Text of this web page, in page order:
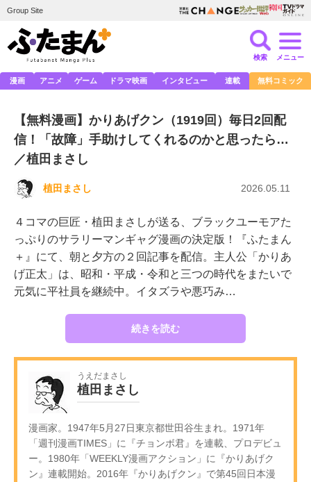
Group Site
検索 メニュー
漫画 アニメ ゲーム ドラマ映画 インタビュー 連載 無料コミック
【無料漫画】かりあげクン（1919回）毎日2回配
信！「故障」手助けしてくれるのかと思ったら…
／植田まさし
植田まさし 2026.05.11
４コマの巨匠・植田まさしが送る、ブラックユーモアた
っぷりのサラリーマンギャグ漫画の決定版！『ふたまん
＋』にて、朝と夕方の２回記事を配信。主人公「かりあ
げ正太」は、昭和・平成・令和と三つの時代をまたいで
元気に平社員を継続中。イタズラや悪巧み…
続きを読む
うえだまさし
植田まさし
漫画家。1947年5月27日東京都世田谷生まれ。1971年
「週刊漫画TIMES」に『チョンボ君』を連載、プロデビュ
ー。1980年「WEEKLY漫画アクション」に『かりあげク
ン』連載開始。2016年『かりあげクン』で第45回日本漫